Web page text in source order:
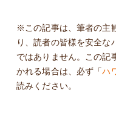
※この記事は、筆者の主
り、読者の皆様を安全な
ではありません。この記
かれる場合は、必ず「ハ
読みください。